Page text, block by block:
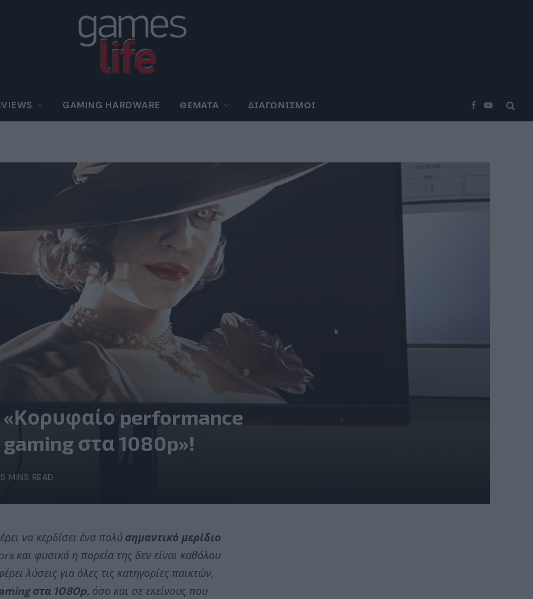
GAMING HARDWARE ΘΈΜΑΤΑ ΔΙΑΓΩΝΙΣΜΟΊ Facebook
YouTube
«Κορυφαίο performance
στα 1080p»!
5 MINS READ
να κερδίσει ένα πολύ σημαντικό μερίδιο
και φυσικά η πορεία της δεν είναι καθόλου
λύσεις για όλες τις κατηγορίες παικτών,
στα 1080p, όσο και σε εκείνους που